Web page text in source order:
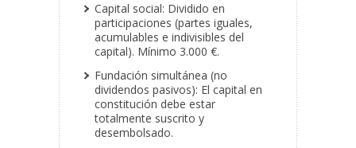
Capital social: Dividido en
participaciones (partes iguales,
acumulables e indivisibles del
capital). Mínimo 3.000 €.
Fundación simultánea (no
dividendos pasivos): El capital en
constitución debe estar
totalmente suscrito y
desembolsado.